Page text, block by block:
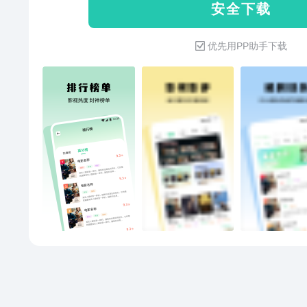
安 全 下 载
优先用PP助手下载